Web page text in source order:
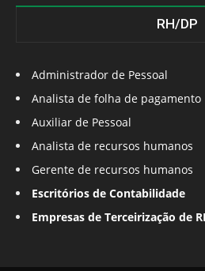
RH/DP
Administrador de Pessoal
Analista de folha de pagamento
Auxiliar de Pessoal
Analista de recursos humanos
Gerente de recursos humanos
Escritórios de Contabilidade
Empresas de Terceirização de